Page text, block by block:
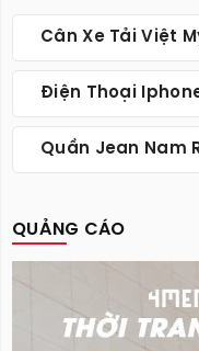
Cân Xe Tải Việt
Điện Thoại
Quần Jean Nam
QUẢNG CÁO